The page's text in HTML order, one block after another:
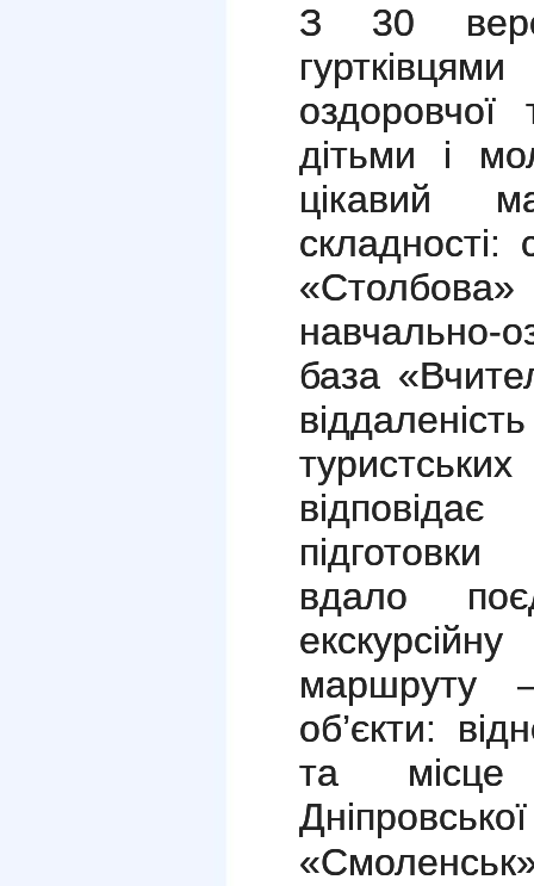
З 30
дітьми і
цікавий
навчально-
база
вдало
маршруту
об’єкти:
та місце